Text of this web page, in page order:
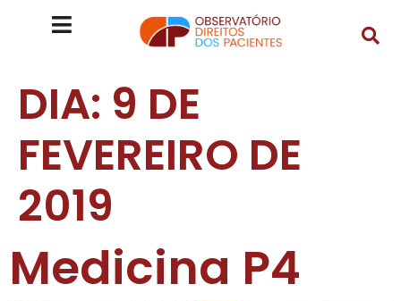
DIA: 9 DE
FEVEREIRO DE
2019
Medicina P4